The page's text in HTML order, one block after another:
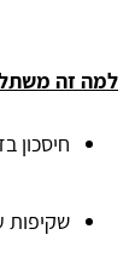
למה זה
חיסכון
שקיפות